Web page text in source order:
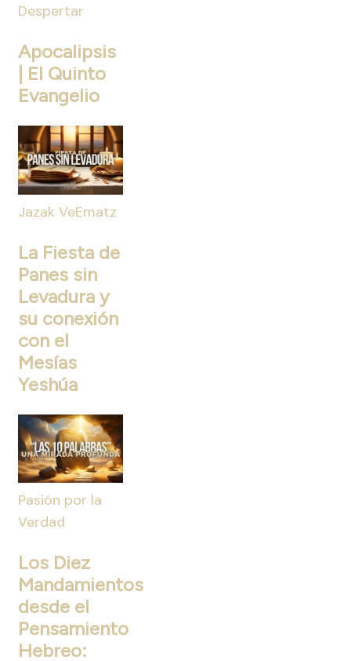
Despertar
Apocalipsis
| El Quinto
Evangelio
Jazak VeEmatz
La Fiesta de
Panes sin
Levadura y
su conexión
con el
Mesías
Yeshúa
Pasión por la
Verdad
Los Diez
Mandamientos
desde el
Pensamiento
Hebreo: